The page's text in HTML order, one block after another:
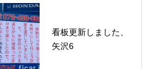
看板更新しました、
矢沢6